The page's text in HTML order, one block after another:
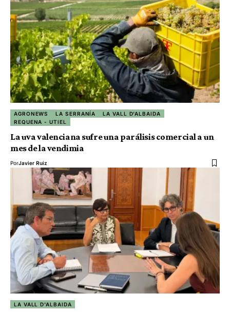
AGRONEWS LA SERRANÍA
LA VALL D'ALBAIDA
REQUENA - UTIEL
La uva valenciana sufre una parálisis comercial a un
mes de la vendimia
PorJavier Ruiz
LA VALL D'ALBAIDA